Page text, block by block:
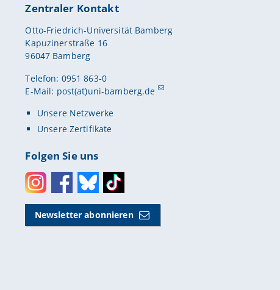
Zentraler Kontakt
Otto-Friedrich-Universität Bamberg
Kapuzinerstraße 16
96047 Bamberg
Telefon: 0951 863-0
E-Mail: post(at)uni-bamberg.de
Unsere Netzwerke
Unsere Zertifikate
Folgen Sie uns
InstagramFacebookBlueskyToktok
Newsletter abonnieren